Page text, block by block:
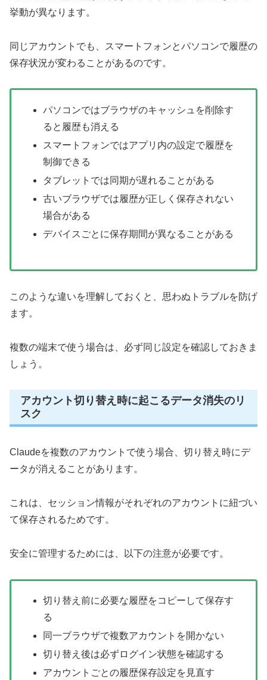
挙動が異なります。
同じアカウントでも、スマートフォンとパソコンで履歴の
保存状況が変わることがあるのです。
パソコンではブラウザのキャッシュを削除す
ると履歴も消える
スマートフォンではアプリ内の設定で履歴を
制御できる
タブレットでは同期が遅れることがある
古いブラウザでは履歴が正しく保存されない
場合がある
デバイスごとに保存期間が異なることがある
このような違いを理解しておくと、思わぬトラブルを防げ
ます。
複数の端末で使う場合は、必ず同じ設定を確認しておきま
しょう。
アカウント切り替え時に起こるデータ消失のリ
スク
Claudeを複数のアカウントで使う場合、切り替え時にデ
ータが消えることがあります。
これは、セッション情報がそれぞれのアカウントに紐づい
て保存されるためです。
安全に管理するためには、以下の注意が必要です。
切り替え前に必要な履歴をコピーして保存す
る
同一ブラウザで複数アカウントを開かない
切り替え後は必ずログイン状態を確認する
アカウントごとの履歴保存設定を見直す